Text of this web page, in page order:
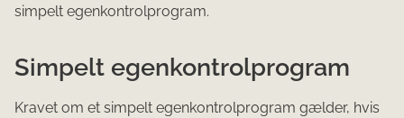
simpelt egenkontrolprogram.
Simpelt egenkontrolprogram
Kravet om et simpelt egenkontrolprogram gælder, hvis